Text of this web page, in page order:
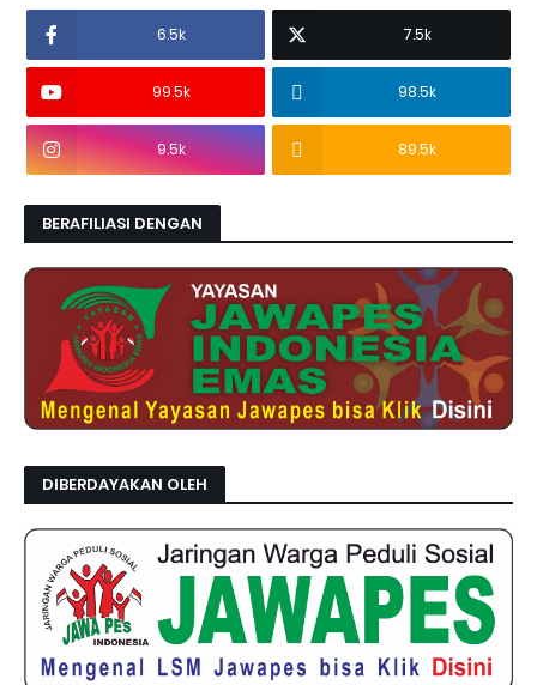
6.5k 7.5k
99.5k 98.5k
9.5k 89.5k
BERAFILIASI DENGAN
DIBERDAYAKAN OLEH